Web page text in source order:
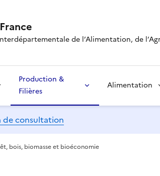
de l’Alimentation, de
Production &
Filières
Alimentation
de consultation
bois, biomasse et bioéconomie